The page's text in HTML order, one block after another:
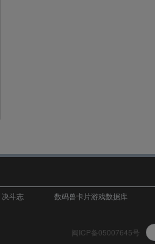
斗志 数码兽卡片游戏数据库
闽ICP备05007645号